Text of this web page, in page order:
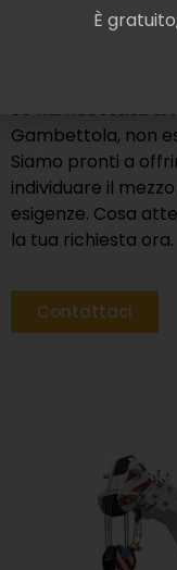
In questo modo, ti
Se hai necessità
Gambettola, non
Siamo pronti a
individuare il
esigenze. Cosa
la tua richiesta ora.
Contattaci
È